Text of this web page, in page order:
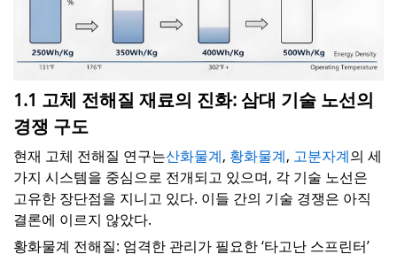
1.1 고체 전해질 재료의 진화: 삼대 기술 노선의
경쟁 구도
현재 고체 전해질 연구는산화물계, 황화물계, 고분자계의 세
가지 시스템을 중심으로 전개되고 있으며, 각 기술 노선은
고유한 장단점을 지니고 있다. 이들 간의 기술 경쟁은 아직
결론에 이르지 않았다.
황화물계 전해질: 엄격한 관리가 필요한 ‘타고난 스프린터’